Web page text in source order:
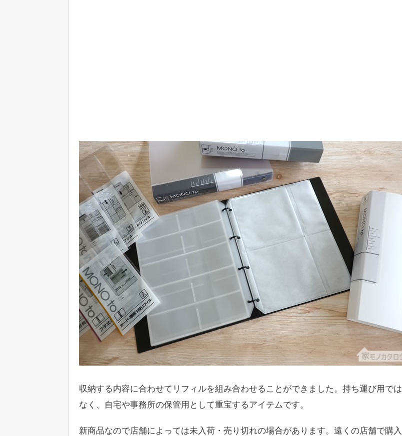
収納する内容に合わせてリフィルを組み合わせることができました。持ち運び用では
なく、自宅や事務所の保管用として重宝するアイテムです。
新商品なので店舗によっては未入荷・売り切れの場合があります。遠くの店舗で購入